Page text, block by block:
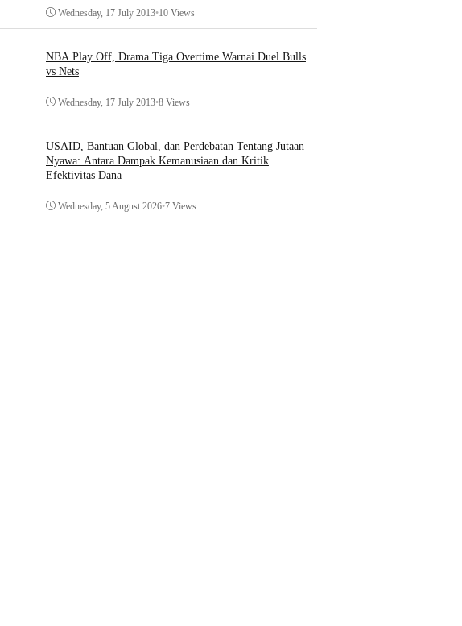
Wednesday, 17 July 2013•10 Views
NBA Play Off, Drama Tiga Overtime Warnai Duel Bulls
vs Nets
Wednesday, 17 July 2013•8 Views
USAID, Bantuan Global, dan Perdebatan Tentang Jutaan
Nyawa: Antara Dampak Kemanusiaan dan Kritik
Efektivitas Dana
Wednesday, 5 August 2026•7 Views